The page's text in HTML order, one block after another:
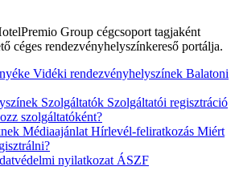
Group cégcsoport tagjaként
céges rendezvényhelyszínkereső portálja.
Vidéki rendezvényhelyszínek Balatoni
Szolgáltatók Szolgáltatói regisztráció
szolgáltatóként?
Médiaajánlat Hírlevél-feliratkozás Miért
nyilatkozat ÁSZF